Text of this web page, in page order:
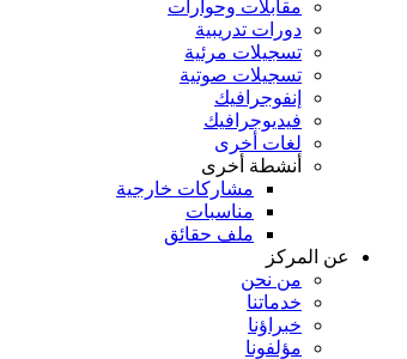
مقابلات وحوارات
دورات تدريبية
تسجيلات مرئية
تسجيلات صوتية
إنفوجرافيك
فيديوجرافيك
لغات أخرى
أنشطة أخرى
مشاركات خارجية
مناسبات
ملف حقائق
عن المركز
من نحن
خدماتنا
خبراؤنا
مؤلفونا